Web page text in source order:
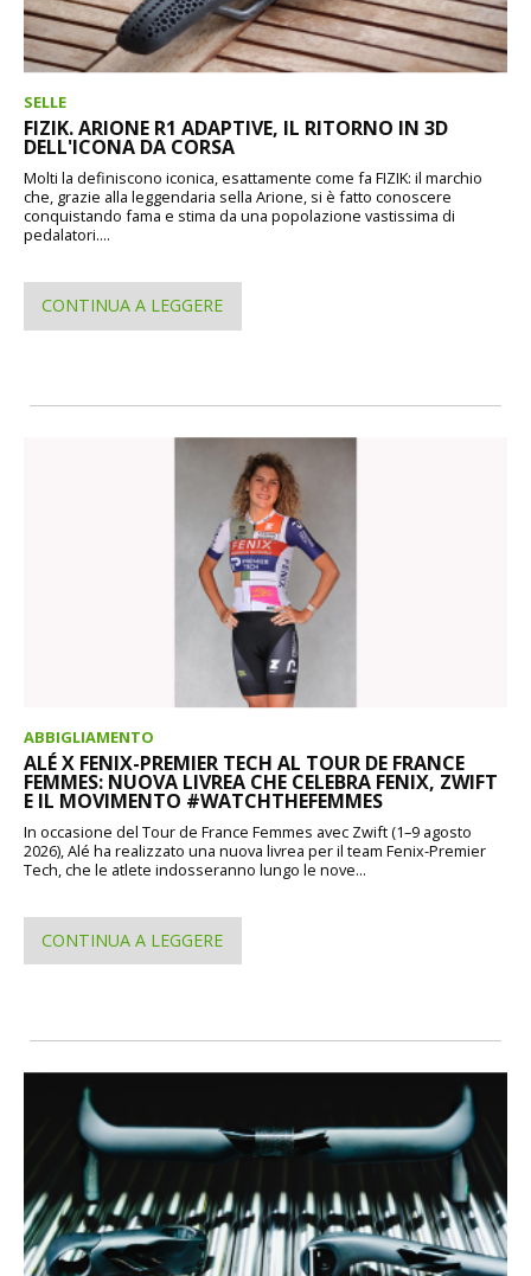
SELLE
FIZIK. ARIONE R1 ADAPTIVE, IL RITORNO IN 3D
DELL'ICONA DA CORSA
Molti la definiscono iconica, esattamente come fa FIZIK: il marchio
che, grazie alla leggendaria sella Arione, si è fatto conoscere
conquistando fama e stima da una popolazione vastissima di
pedalatori....
CONTINUA A LEGGERE
ABBIGLIAMENTO
ALÉ X FENIX-PREMIER TECH AL TOUR DE FRANCE
FEMMES: NUOVA LIVREA CHE CELEBRA FENIX, ZWIFT
E IL MOVIMENTO #WATCHTHEFEMMES
In occasione del Tour de France Femmes avec Zwift (1–9 agosto
2026), Alé ha realizzato una nuova livrea per il team Fenix-Premier
Tech, che le atlete indosseranno lungo le nove...
CONTINUA A LEGGERE